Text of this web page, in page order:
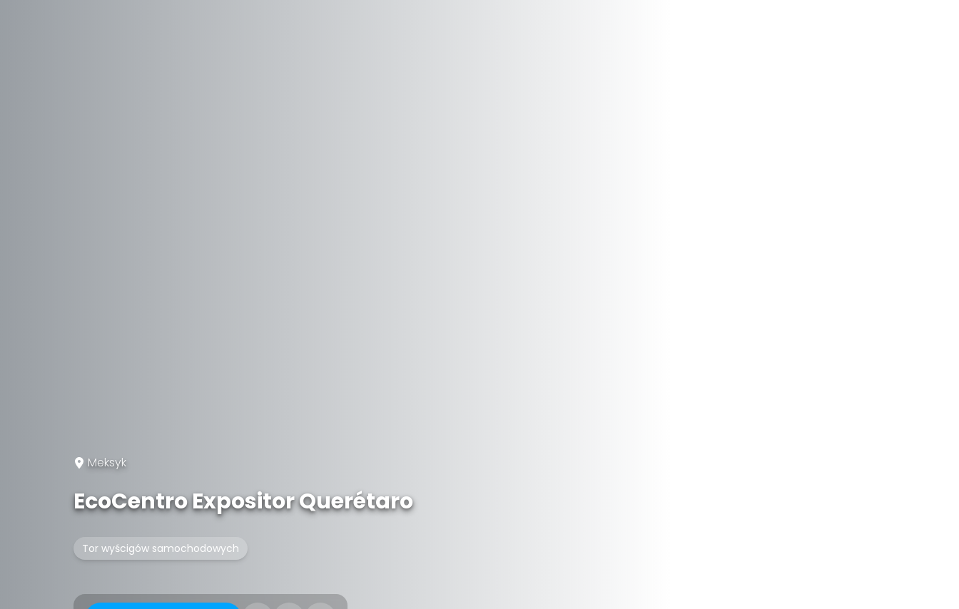
Meksyk
EcoCentro Expositor Querétaro
Tor wyścigów samochodowych